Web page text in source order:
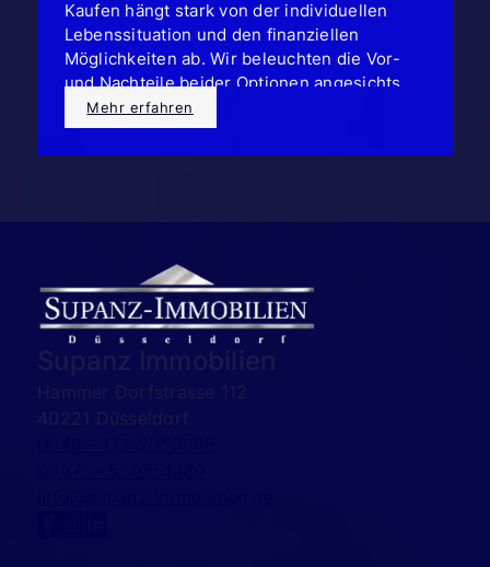
Kaufen hängt stark von der individuellen
Lebenssituation und den finanziellen
Möglichkeiten ab. Wir beleuchten die Vor-
und Nachteile beider Optionen angesichts
der aktuellen Marktlage.
Mehr erfahren